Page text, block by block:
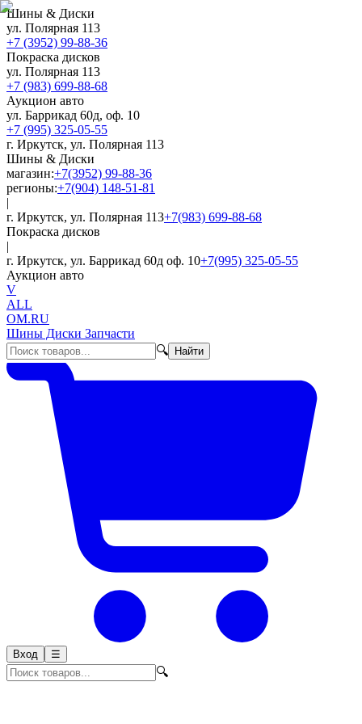
Шины & Диски
ул. Полярная 113
+7 (3952) 99-88-36
Покраска дисков
ул. Полярная 113
+7 (983) 699-88-68
Аукцион авто
ул. Баррикад 60д, оф. 10
+7 (995) 325-05-55
г. Иркутск, ул. Полярная 113
Шины & Диски
магазин:+7(3952) 99-88-36
регионы:+7(904) 148-51-81
|
г. Иркутск, ул. Полярная 113+7(983) 699-88-68
Покраска дисков
|
г. Иркутск, ул. Баррикад 60д оф. 10+7(995) 325-05-55
Аукцион авто
V
ALL
OM.RU
Шины Диски Запчасти
🔍
Найти
Вход ☰
🔍